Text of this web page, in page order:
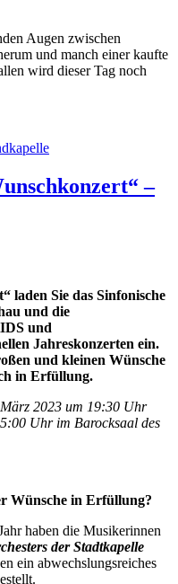
Augen zwischen
und manch einer kaufte
wird dieser Tag noch
–
laden Sie das Sinfonische
und die
und
Jahreskonzerten ein.
und kleinen Wünsche
in Erfüllung.
2023 um 19:30 Uhr
Uhr im Barocksaal des
Wünsche in Erfüllung?
haben die Musikerinnen
der Stadtkapelle
ein abwechslungsreiches